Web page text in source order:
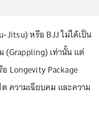
Jitsu) หรือ BJJ ไม่ได้เป็น
เท่านั้น แต่
Longevity Package
ความเฉียบคม และความ